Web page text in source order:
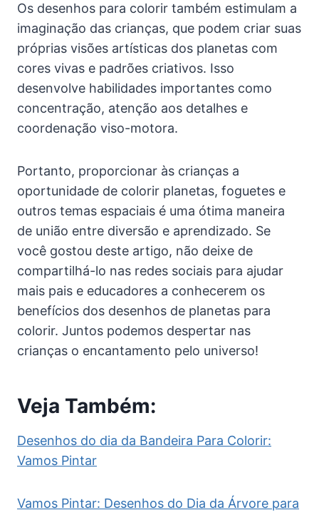
Os desenhos para colorir também estimulam a
imaginação das crianças, que podem criar suas
próprias visões artísticas dos planetas com
cores vivas e padrões criativos. Isso
desenvolve habilidades importantes como
concentração, atenção aos detalhes e
coordenação viso-motora.
Portanto, proporcionar às crianças a
oportunidade de colorir planetas, foguetes e
outros temas espaciais é uma ótima maneira
de união entre diversão e aprendizado. Se
você gostou deste artigo, não deixe de
compartilhá-lo nas redes sociais para ajudar
mais pais e educadores a conhecerem os
benefícios dos desenhos de planetas para
colorir. Juntos podemos despertar nas
crianças o encantamento pelo universo!
Veja Também:
Desenhos do dia da Bandeira Para Colorir:
Vamos Pintar
Vamos Pintar: Desenhos do Dia da Árvore para